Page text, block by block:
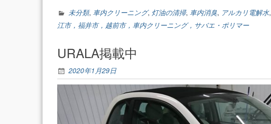
編”未分類, 車内クリーニング, 灯油の清掃, 車内消臭, アルカリ電解水,
江市，福井市，越前市，車内クリーニング，サバエ・ポリマー
URALA掲載中
2020年1月29日